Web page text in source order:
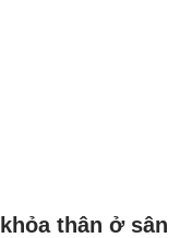
thân ở sân